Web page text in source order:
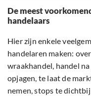
De meest
handelaars
Hier zijn enkele
handelaren maken:
wraakhandel, handel
opjagen, te laat de
nemen, stops te